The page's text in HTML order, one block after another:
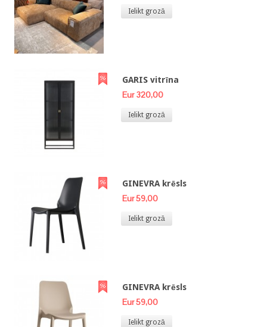
Ielikt grozā
GARIS vitrīna
Eur 320,00
Ielikt grozā
GINEVRA krēsls
Eur 59,00
Ielikt grozā
GINEVRA krēsls
Eur 59,00
Ielikt grozā